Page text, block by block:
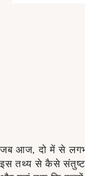
जब आज, दो में से
इस तथ्य से कैसे